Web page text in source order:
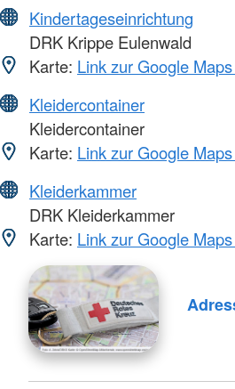
Kindertageseinrichtung
DRK Krippe Eulenwald
Karte: Link zur Google
Kleidercontainer
Kleidercontainer
Karte: Link zur Google
Kleiderkammer
DRK Kleiderkammer
Karte: Link zur Google